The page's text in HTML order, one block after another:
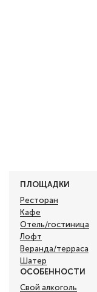
ПЛОЩАДКИ
Ресторан
Кафе
Отель/гостиница
Лофт
Веранда/терраса
Шатер
ОСОБЕННОСТИ
Свой алкоголь